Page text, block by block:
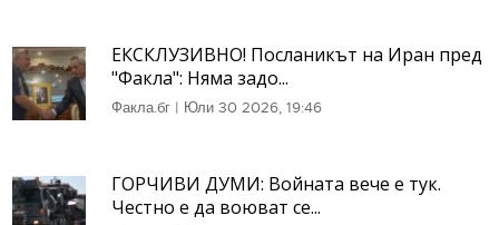
ЕКСКЛУЗИВНО! Посланикът на Иран пред
"Факла": Няма задо...
Факла.бг | Юли 30 2026, 19:46
ГОРЧИВИ ДУМИ: Войната вече е тук.
Честно е да воюват се...